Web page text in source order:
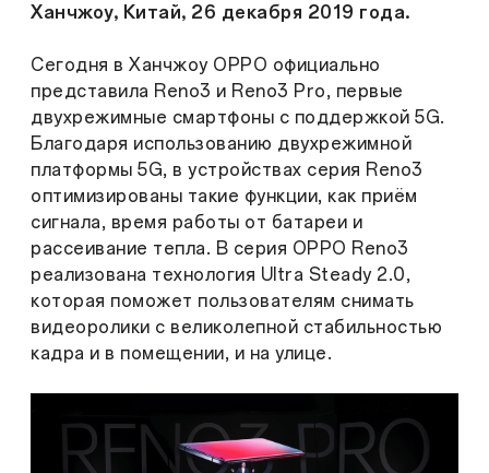
Ханчжоу, Китай, 26 декабря 2019 года.
Сегодня в Ханчжоу OPPO официально
представила Reno3 и Reno3 Pro, первые
двухрежимные смартфоны с поддержкой 5G.
Благодаря использованию двухрежимной
платформы 5G, в устройствах серия Reno3
оптимизированы такие функции, как приём
сигнала, время работы от батареи и
рассеивание тепла. В серия OPPO Reno3
реализована технология Ultra Steady 2.0,
которая поможет пользователям снимать
видеоролики с великолепной стабильностью
кадра и в помещении, и на улице.